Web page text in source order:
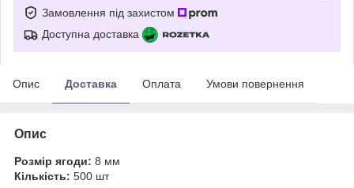
Замовлення під захистом
Доступна доставка
Опис Доставка Оплата Умови повернення
Опис
Розмір ягоди: 8 мм
Кількість: 500 шт